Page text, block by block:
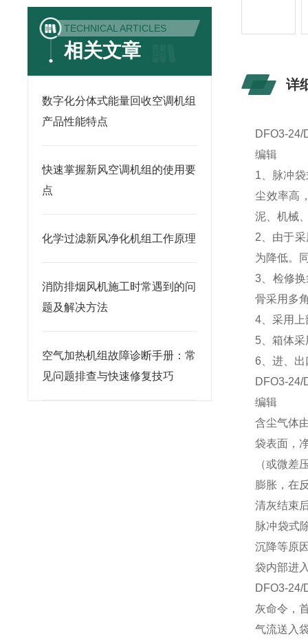
TECHNICAL ARTICLES
相关文章
数字化分体式能量回收空调机组
产品性能特点
快速掌握新风空调机组的使用要
点
化学过滤新风净化机组工作原理
消防排烟风机施工时常遇到的问
题及解决方法
空气加热机组故障诊断手册：常
见问题排查与快速修复技巧
详
DFO3-24/
编辑
1、脉冲
尘效率高
泥、机械
2、由于
为降低。
3、检修
骨采用多
4、采用
5、箱体
6、进、
DFO3-24/
编辑
含尘气体
袋表面，
（或微差
膨胀，在
清灰结束
脉冲袋式
沉降等原
袋内部进
DFO3-24/
灰命令，
气流送入